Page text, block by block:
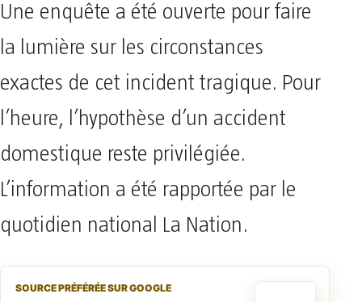
Une enquête a été ouverte pour faire
la lumière sur les circonstances
exactes de cet incident tragique. Pour
l’heure, l’hypothèse d’un accident
domestique reste privilégiée.
L’information a été rapportée par le
quotidien national La Nation.
SOURCE PRÉFÉRÉE SUR GOOGLE